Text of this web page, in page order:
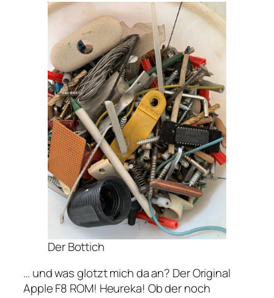
Der Bottich
… und was glotzt mich da an? Der Original
Apple F8 ROM! Heureka! Ob der noch